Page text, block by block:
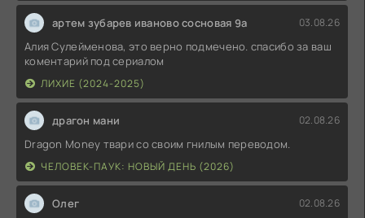
артем зубарев иваново сосновая 9а 03.08.26
Алия Сулейменова, это верно подмечено. спасибо за ваш
коментарий под сериалом
ЛИХИЕ (2024-2025)
драгон мани 02.08.26
Dragon Money твари со своим гнилым переводом.
ЧЕЛОВЕК-ПАУК: НОВЫЙ ДЕНЬ (2026)
Олег 02.08.26